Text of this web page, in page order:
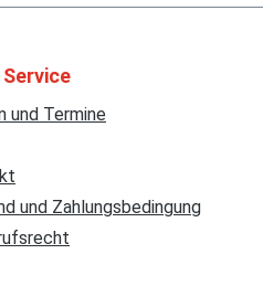
Service
und Termine
und Zahlungsbedingung